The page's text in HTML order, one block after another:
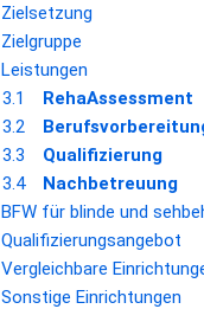
Zielsetzung
Zielgruppe
Leistungen
3.1
RehaAssessment
3.2
3.3
Qualifizierung
3.4
Nachbetreuung
BFW für blinde und
Qualifizierungsangebot
Vergleichbare
Sonstige Einrichtungen